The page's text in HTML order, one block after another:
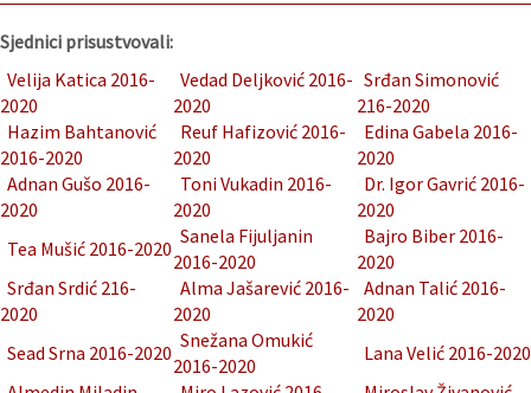
Sjednici prisustvovali:
Velija Katica 2016-
2020
Vedad Deljković 2016-
2020
Srđan Simonović
216-2020
Hazim Bahtanović
2016-2020
Reuf Hafizović 2016-
2020
Edina Gabela 2016-
2020
Adnan Gušo 2016-
2020
Toni Vukadin 2016-
2020
Dr. Igor Gavrić 2016-
2020
Tea Mušić 2016-2020
Sanela Fijuljanin
2016-2020
Bajro Biber 2016-
2020
Srđan Srdić 216-
2020
Alma Jašarević 2016-
2020
Adnan Talić 2016-
2020
Sead Srna 2016-2020
Snežana Omukić
2016-2020
Lana Velić 2016-2020